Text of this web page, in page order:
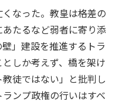
なった。教皇は格差の
たるなど弱者に寄り添
」建設を推進するトラ
しか考えず、橋を架け
徒ではない」と批判し
ンプ政権の行いはすべ